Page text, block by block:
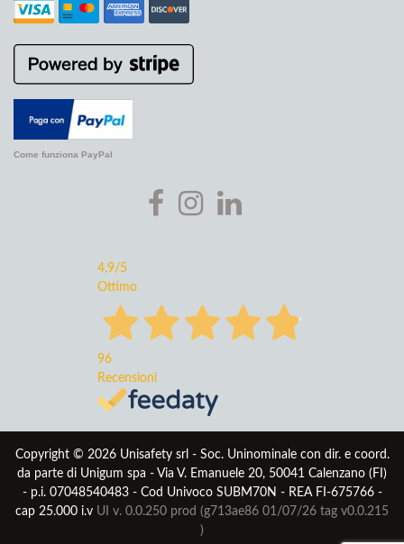
Come funziona PayPal
4,9/5
Ottimo
96
Recensioni
Copyright © 2026 Unisafety srl - Soc. Uninominale con dir. e coord.
da parte di Unigum spa - Via V. Emanuele 20, 50041 Calenzano (FI)
- p.i. 07048540483 - Cod Univoco SUBM70N - REA FI-675766 -
cap 25.000 i.v UI v. 0.0.250 prod (g713ae86 01/07/26 tag v0.0.215
)